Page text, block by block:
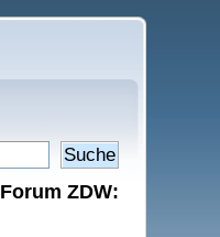
Forum ZDW: